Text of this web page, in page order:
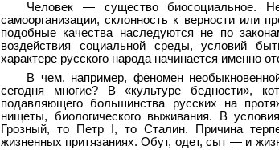
Человек — существо биосоциальное.
самоорганизации, склонность к верности или
подобные качества наследуются не по
воздействия социальной среды, условий
характере русского народа начинается именно
В чем, например, феномен
сегодня многие? В «культуре бедности»,
подавляющего большинства русских на
нищеты, биологического выживания. В
Грозный, то Петр I, то Сталин. Причина
жизненных притязаниях. Обут, одет, сыт — и